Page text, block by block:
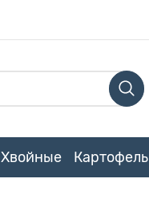
Хвойные Картофель